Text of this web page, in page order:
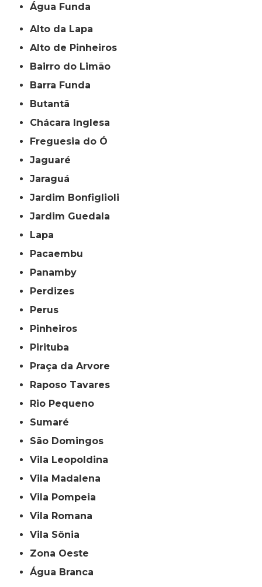
Água Funda
Alto da Lapa
Alto de Pinheiros
Bairro do Limão
Barra Funda
Butantã
Chácara Inglesa
Freguesia do Ó
Jaguaré
Jaraguá
Jardim Bonfiglioli
Jardim Guedala
Lapa
Pacaembu
Panamby
Perdizes
Perus
Pinheiros
Pirituba
Praça da Arvore
Raposo Tavares
Rio Pequeno
Sumaré
São Domingos
Vila Leopoldina
Vila Madalena
Vila Pompeia
Vila Romana
Vila Sônia
Zona Oeste
Água Branca